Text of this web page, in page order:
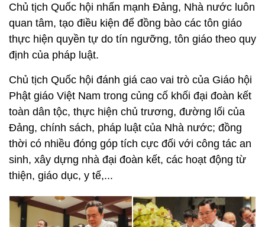
Chủ tịch Quốc hội nhấn mạnh Đảng, Nhà nước luôn
quan tâm, tạo điều kiện để đồng bào các tôn giáo
thực hiện quyền tự do tín ngưỡng, tôn giáo theo quy
định của pháp luật.
Chủ tịch Quốc hội đánh giá cao vai trò của Giáo hội
Phật giáo Việt Nam trong củng cố khối đại đoàn kết
toàn dân tộc, thực hiện chủ trương, đường lối của
Đảng, chính sách, pháp luật của Nhà nước; đồng
thời có nhiều đóng góp tích cực đối với công tác an
sinh, xây dựng nhà đại đoàn kết, các hoạt động từ
thiện, giáo dục, y tế,...